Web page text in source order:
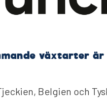
växtarter är
Belgien och